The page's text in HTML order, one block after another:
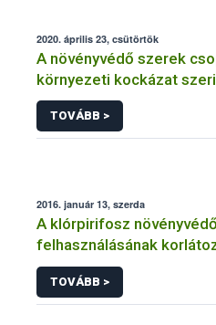
2020. április 23, csütörtök
A növényvédő szerek
környezeti kockázat
TOVÁBB >
2016. január 13, szerda
A klórpirifosz
felhasználásának
TOVÁBB >